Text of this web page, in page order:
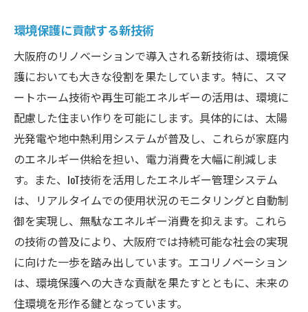
環境保護に貢献する新技術
大阪府のリノベーションで導入される新技術は、環境保
護においても大きな役割を果たしています。特に、スマ
ートホーム技術や再生可能エネルギーの活用は、環境に
配慮した住まい作りを可能にします。具体的には、太陽
光発電や地中熱利用システムが普及し、これらが家庭内
のエネルギー供給を担い、電力消費を大幅に削減しま
す。また、IoT技術を活用したエネルギー管理システム
は、リアルタイムでの使用状況のモニタリングと自動制
御を実現し、無駄なエネルギー消費を抑えます。これら
の技術の普及により、大阪府では持続可能な社会の実現
に向けた一歩を踏み出しています。エコリノベーション
は、環境保護への大きな貢献を果たすとともに、未来の
住環境を形作る鍵となっています。